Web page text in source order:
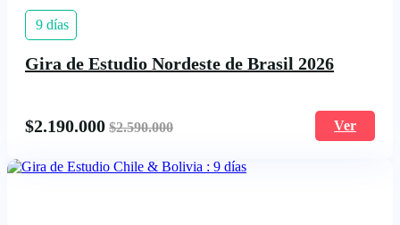
9 días
Gira de Estudio Nordeste de Brasil 2026
$2.190.000 $2.590.000 Ver